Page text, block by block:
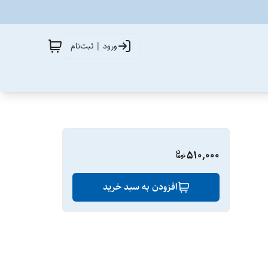
ورود | ثبت‌نام
510,000
افزودن به سبد خرید